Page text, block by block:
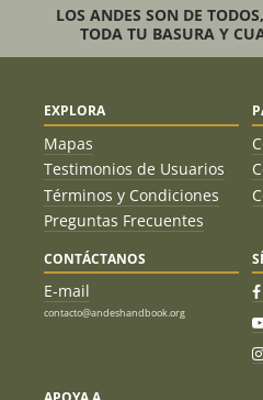
LOS ANDES SON DE
TODA TU BASURA Y
EXPLORA
Mapas
Testimonios de Usuarios
Términos y Condiciones
Preguntas Frecuentes
CONTÁCTANOS
E-mail
contacto@andeshandbook.org